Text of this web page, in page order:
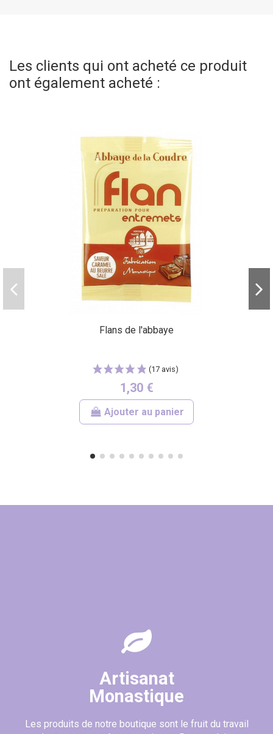
Les clients qui ont acheté ce produit
ont également acheté :
Flans de l'abbaye
1,30 €
Ajouter au panier
Artisanat
Monastique
Les produits de notre boutique sont le fruit du travail